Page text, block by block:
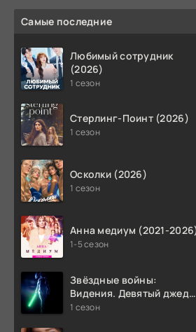
Самые последние
Любимый сотрудник
(2026)
1 сезон
Стерлинг-Поинт (2026)
1 сезон
Осколки (2026)
1 сезон
Анна медиум (2021-
1-5 сезон
Звёздные войны:
Видения. Девятый джедай
(2026)
1 сезон